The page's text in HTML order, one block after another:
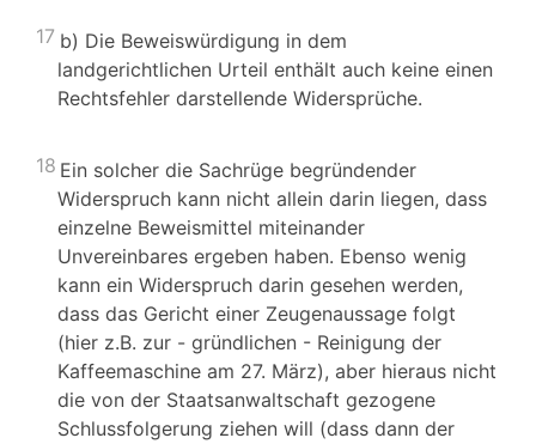
17 b) Die Beweiswürdigung in dem
landgerichtlichen Urteil enthält auch keine einen
Rechtsfehler darstellende Widersprüche.
18 Ein solcher die Sachrüge begründender
Widerspruch kann nicht allein darin liegen, dass
einzelne Beweismittel miteinander
Unvereinbares ergeben haben. Ebenso wenig
kann ein Widerspruch darin gesehen werden,
dass das Gericht einer Zeugenaussage folgt
(hier z.B. zur - gründlichen - Reinigung der
Kaffeemaschine am 27. März), aber hieraus nicht
die von der Staatsanwaltschaft gezogene
Schlussfolgerung ziehen will (dass dann der